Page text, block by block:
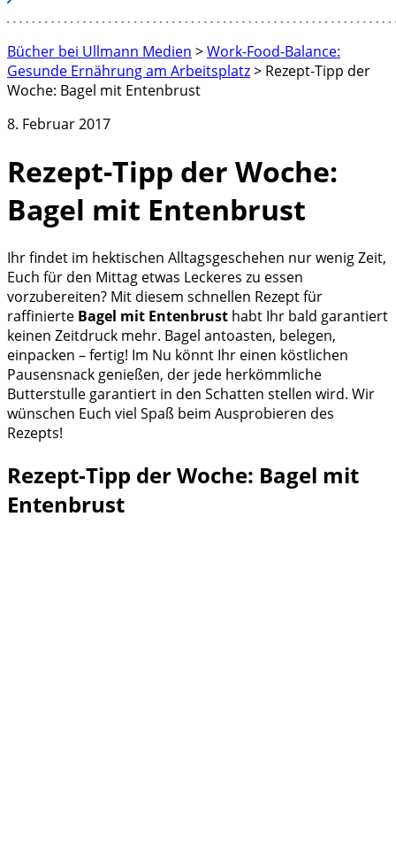
Bücher bei Ullmann Medien >Work-Food-Balance:
Gesunde Ernährung am Arbeitsplatz> Rezept-Tipp der
Woche: Bagel mit Entenbrust
8. Februar 2017
Rezept-Tipp der Woche:
Bagel mit Entenbrust
Ihr findet im hektischen Alltagsgeschehen nur wenig Zeit,
Euch für den Mittag etwas Leckeres zu essen
vorzubereiten? Mit diesem schnellen Rezept für
raffinierte Bagel mit Entenbrust habt Ihr bald garantiert
keinen Zeitdruck mehr. Bagel antoasten, belegen,
einpacken – fertig! Im Nu könnt Ihr einen köstlichen
Pausensnack genießen, der jede herkömmliche
Butterstulle garantiert in den Schatten stellen wird. Wir
wünschen Euch viel Spaß beim Ausprobieren des
Rezepts!
Rezept-Tipp der Woche: Bagel mit
Entenbrust